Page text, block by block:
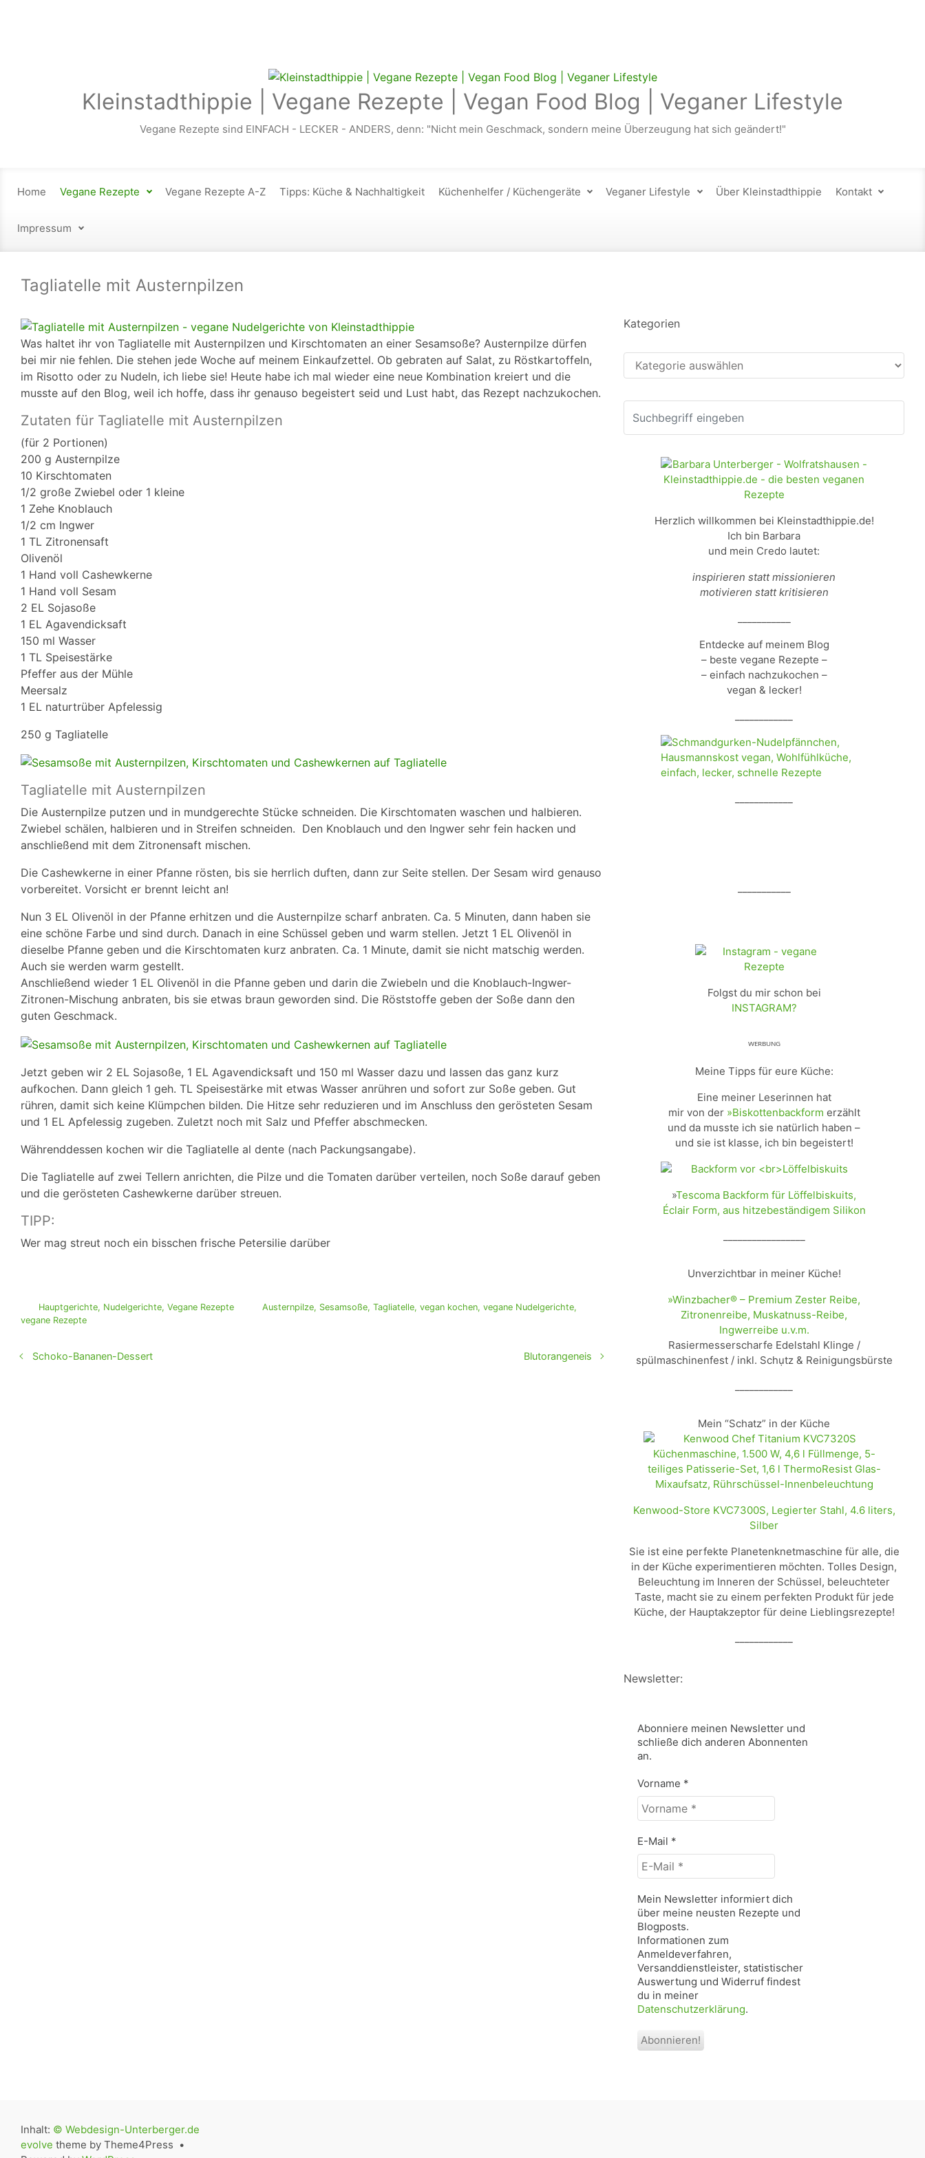
Kleinstadthippie | Vegane Rezepte | Vegan Food Blog | Veganer Lifestyle
Vegane Rezepte sind EINFACH - LECKER - ANDERS, denn: "Nicht mein Geschmack, sondern meine Überzeugung hat sich geändert!"
Home Vegane Rezepte Vegane Rezepte A-Z Tipps: Küche & Nachhaltigkeit Küchenhelfer / Küchengeräte Veganer Lifestyle Über Kleinstadthippie Kontakt
Impressum
Tagliatelle mit Austernpilzen
Was haltet ihr von Tagliatelle mit Austernpilzen und Kirschtomaten an einer Sesamsoße? Austernpilze dürfen
bei mir nie fehlen. Die stehen jede Woche auf meinem Einkaufzettel. Ob gebraten auf Salat, zu Röstkartoffeln,
im Risotto oder zu Nudeln, ich liebe sie! Heute habe ich mal wieder eine neue Kombination kreiert und die
musste auf den Blog, weil ich hoffe, dass ihr genauso begeistert seid und Lust habt, das Rezept nachzukochen.
Zutaten für Tagliatelle mit Austernpilzen
(für 2 Portionen)
200 g Austernpilze
10 Kirschtomaten
1/2 große Zwiebel oder 1 kleine
1 Zehe Knoblauch
1/2 cm Ingwer
1 TL Zitronensaft
Olivenöl
1 Hand voll Cashewkerne
1 Hand voll Sesam
2 EL Sojasoße
1 EL Agavendicksaft
150 ml Wasser
1 TL Speisestärke
Pfeffer aus der Mühle
Meersalz
1 EL naturtrüber Apfelessig
250 g Tagliatelle
Tagliatelle mit Austernpilzen
Die Austernpilze putzen und in mundgerechte Stücke schneiden. Die Kirschtomaten waschen und halbieren.
Zwiebel schälen, halbieren und in Streifen schneiden. Den Knoblauch und den Ingwer sehr fein hacken und
anschließend mit dem Zitronensaft mischen.
Die Cashewkerne in einer Pfanne rösten, bis sie herrlich duften, dann zur Seite stellen. Der Sesam wird genauso
vorbereitet. Vorsicht er brennt leicht an!
Nun 3 EL Olivenöl in der Pfanne erhitzen und die Austernpilze scharf anbraten. Ca. 5 Minuten, dann haben sie
eine schöne Farbe und sind durch. Danach in eine Schüssel geben und warm stellen. Jetzt 1 EL Olivenöl in
dieselbe Pfanne geben und die Kirschtomaten kurz anbraten. Ca. 1 Minute, damit sie nicht matschig werden.
Auch sie werden warm gestellt.
Anschließend wieder 1 EL Olivenöl in die Pfanne geben und darin die Zwiebeln und die Knoblauch-Ingwer-
Zitronen-Mischung anbraten, bis sie etwas braun geworden sind. Die Röststoffe geben der Soße dann den
guten Geschmack.
Jetzt geben wir 2 EL Sojasoße, 1 EL Agavendicksaft und 150 ml Wasser dazu und lassen das ganz kurz
aufkochen. Dann gleich 1 geh. TL Speisestärke mit etwas Wasser anrühren und sofort zur Soße geben. Gut
rühren, damit sich keine Klümpchen bilden. Die Hitze sehr reduzieren und im Anschluss den gerösteten Sesam
und 1 EL Apfelessig zugeben. Zuletzt noch mit Salz und Pfeffer abschmecken.
Währenddessen kochen wir die Tagliatelle al dente (nach Packungsangabe).
Die Tagliatelle auf zwei Tellern anrichten, die Pilze und die Tomaten darüber verteilen, noch Soße darauf geben
und die gerösteten Cashewkerne darüber streuen.
TIPP:
Wer mag streut noch ein bisschen frische Petersilie darüber
Hauptgerichte, Nudelgerichte, Vegane Rezepte Austernpilze, Sesamsoße,Tagliatelle,vegan kochen,vegane Nudelgerichte,
vegane Rezepte
Schoko-Bananen-Dessert Blutorangeneis
Kategorien
Kategorien
Herzlich willkommen bei Kleinstadthippie.de!
Ich bin Barbara
und mein Credo lautet:
inspirieren statt missionieren
motivieren statt kritisieren
Entdecke auf meinem Blog
– beste vegane Rezepte –
– einfach nachzukochen –
vegan & lecker!
Folgst du mir schon bei
INSTAGRAM?
ᵂᴱᴿᴮᵁᴺᴳ
Meine Tipps für eure Küche:
Eine meiner Leserinnen hat
mir von der »Biskottenbackform erzählt
und da musste ich sie natürlich haben –
und sie ist klasse, ich bin begeistert!
»Tescoma Backform für Löffelbiskuits,
Éclair Form, aus hitzebeständigem Silikon
Unverzichtbar in meiner Küche!
»Winzbacher® – Premium Zester Reibe,
Zitronenreibe, Muskatnuss-Reibe,
Ingwerreibe u.v.m.
Rasiermesserscharfe Edelstahl Klinge /
spülmaschinenfest / inkl. Schụtz & Reinigungsbürste
Mein “Schatz” in der Küche
Kenwood-Store KVC7300S, Legierter Stahl, 4.6 liters,
Silber
Sie ist eine perfekte Planetenknetmaschine für alle, die
in der Küche experimentieren möchten. Tolles Design,
Beleuchtung im Inneren der Schüssel, beleuchteter
Taste, macht sie zu einem perfekten Produkt für jede
Küche, der Hauptakzeptor für deine Lieblingsrezepte!
Newsletter:
Abonniere meinen Newsletter und
schließe dich anderen Abonnenten
an.
Vorname *
E-Mail *
Mein Newsletter informiert dich
über meine neusten Rezepte und
Blogposts.
Informationen zum
Anmeldeverfahren,
Versanddienstleister, statistischer
Auswertung und Widerruf findest
du in meiner
Datenschutzerklärung.
Inhalt: © Webdesign-Unterberger.de
evolve theme by Theme4Press •